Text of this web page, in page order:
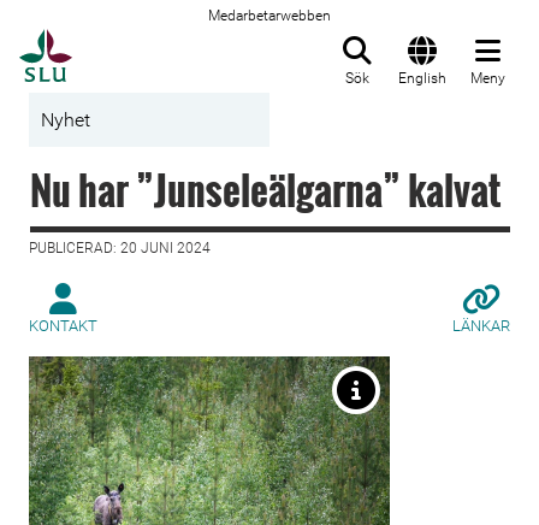
Medarbetarwebben
Sök English Meny
Nyhet
Nu har ”Junseleälgarna” kalvat
PUBLICERAD: 20 JUNI 2024
KONTAKT LÄNKAR